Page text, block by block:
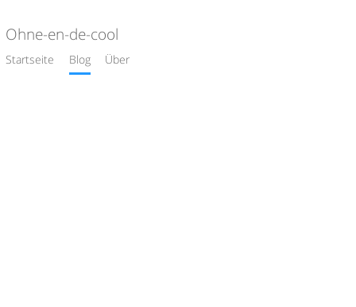
Ohne-en-de-cool
Startseite Blog Über